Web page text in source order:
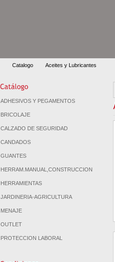
Catalogo Aceites y Lubricantes
ADHESIVOS Y PEGAMENTOS
BRICOLAJE
CALZADO DE SEGURIDAD
CANDADOS
GUANTES
HERRAM.MANUAL,CONSTRUCCION
HERRAMIENTAS
JARDINERIA-AGRICULTURA
MENAJE
OUTLET
PROTECCION LABORAL